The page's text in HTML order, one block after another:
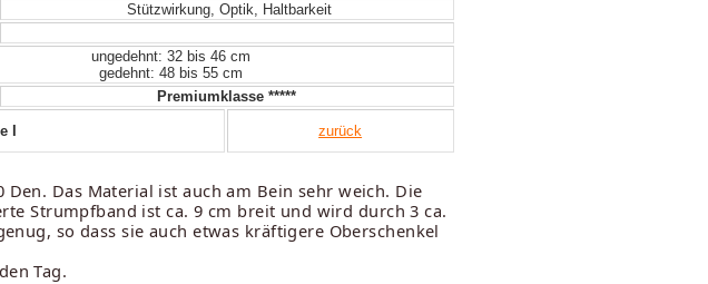
Stützwirkung, Optik, Haltbarkeit
ungedehnt: 32 bis 46 cm
gedehnt: 48 bis 55 cm
Premiumklasse *****
I zurück
Das Material ist auch am Bein sehr weich. Die
Strumpfband ist ca. 9 cm breit und wird durch 3 ca.
so dass sie auch etwas kräftigere Oberschenkel
Tag.